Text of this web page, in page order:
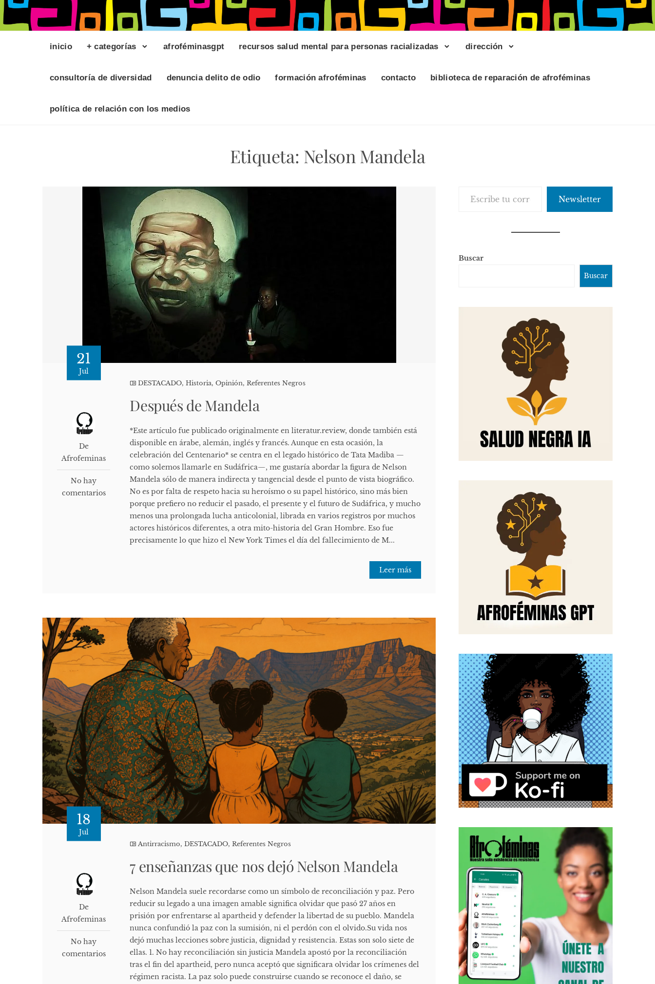
inicio + categorías afroféminasgpt recursos salud mental para personas racializadas dirección
consultoría de diversidad denuncia delito de odio formación afroféminas contacto biblioteca de reparación de afroféminas
política de relación con los medios
Etiqueta: Nelson Mandela
21
Jul
De
Afrofeminas
No hay
comentarios
DESTACADO,Historia,Opinión,Referentes Negros
Después de Mandela
*Este artículo fue publicado originalmente en literatur.review, donde también está
disponible en árabe, alemán, inglés y francés. Aunque en esta ocasión, la
celebración del Centenario* se centra en el legado histórico de Tata Madiba —
como solemos llamarle en Sudáfrica—, me gustaría abordar la figura de Nelson
Mandela sólo de manera indirecta y tangencial desde el punto de vista biográfico.
No es por falta de respeto hacia su heroísmo o su papel histórico, sino más bien
porque prefiero no reducir el pasado, el presente y el futuro de Sudáfrica, y mucho
menos una prolongada lucha anticolonial, librada en varios registros por muchos
actores históricos diferentes, a otra mito-historia del Gran Hombre. Eso fue
precisamente lo que hizo el New York Times el día del fallecimiento de M...
Leer más
18
Jul
De
Afrofeminas
No hay
comentarios
Antirracismo,DESTACADO,Referentes Negros
7 enseñanzas que nos dejó Nelson Mandela
Nelson Mandela suele recordarse como un símbolo de reconciliación y paz. Pero
reducir su legado a una imagen amable significa olvidar que pasó 27 años en
prisión por enfrentarse al apartheid y defender la libertad de su pueblo. Mandela
nunca confundió la paz con la sumisión, ni el perdón con el olvido. ​Su vida nos
dejó muchas lecciones sobre justicia, dignidad y resistencia. Estas son solo siete de
ellas. 1. No hay reconciliación sin justicia Mandela apostó por la reconciliación
tras el fin del apartheid, pero nunca aceptó que significara olvidar los crímenes del
régimen racista. La paz solo puede construirse cuando se reconoce el daño, se
Newsletter
Buscar
Buscar